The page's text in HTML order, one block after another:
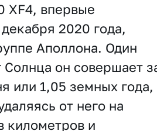
XF4, впервые
2020 года,
Аполлона. Один
Солнца он совершает
или 1,05 земных года,
от него на
километров и